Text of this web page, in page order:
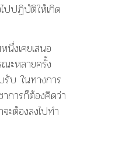
ไปปฏิบัติให้เกิด
งเคยเสนอ
ะหลายครั้ง
รับ ในทางการ
าการก็ต้องคิดว่า
ะต้องลงไปทำ